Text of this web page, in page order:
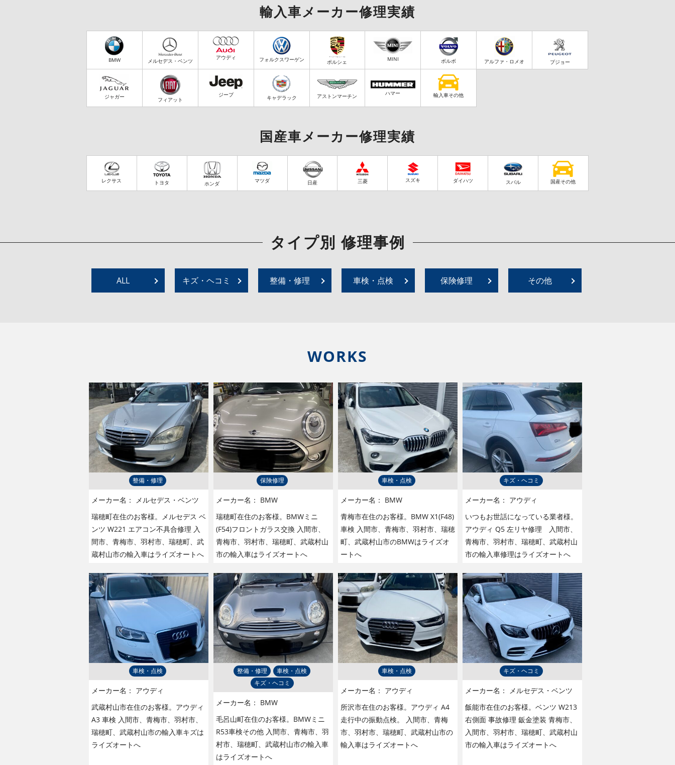
輸入車メーカー修理実績
BMW メルセデス・ベンツ アウディ フォルクスワーゲン ポルシェ MINI ボルボ アルファ・ロメオ プジョー
ジャガー フィアット
ジープ キャデラック アストンマーチン ハマー 輸入車その他
国産車メーカー修理実績
レクサス トヨタ ホンダ マツダ 日産 三菱 スズキ ダイハツ スバル 国産その他
タイプ別 修理事例
ALL キズ・ヘコミ 整備・修理 車検・点検 保険修理 その他
WORKS
整備・修理
メーカー名：
メルセデス・ベンツ
瑞穂町在住のお客様。メルセデス ベ
ンツ W221 エアコン不具合修理 入
間市、青梅市、羽村市、瑞穂町、武
蔵村山市の輸入車はライズオートへ
保険修理
メーカー名： BMW
瑞穂町在住のお客様。BMWミニ
(F54)フロントガラス交換 入間市、
青梅市、羽村市、瑞穂町、武蔵村山
市の輸入車はライズオートへ
車検・点検
メーカー名： BMW
青梅市在住のお客様。BMW X1(F48)
車検 入間市、青梅市、羽村市、瑞穂
町、武蔵村山市のBMWはライズオ
ートへ
キズ・ヘコミ
メーカー名： アウディ
いつもお世話になっている業者様。
アウディ Q5 左リヤ修理 入間市、
青梅市、羽村市、瑞穂町、武蔵村山
市の輸入車修理はライズオートへ
車検・点検
メーカー名： アウディ
武蔵村山市在住のお客様。アウディ
A3 車検 入間市、青梅市、羽村市、
瑞穂町、武蔵村山市の輸入車キズは
ライズオートへ
整備・修理
車検・点検
キズ・ヘコミ
メーカー名： BMW
毛呂山町在住のお客様。BMWミニ
R53車検その他 入間市、青梅市、羽
村市、瑞穂町、武蔵村山市の輸入車
はライズオートへ
車検・点検
メーカー名： アウディ
所沢市在住のお客様。アウディ A4
走行中の振動点検。 入間市、青梅
市、羽村市、瑞穂町、武蔵村山市の
輸入車はライズオートへ
キズ・ヘコミ
メーカー名：
メルセデス・ベンツ
飯能市在住のお客様。ベンツ W213
右側面 事故修理 鈑金塗装 青梅市、
入間市、羽村市、瑞穂町、武蔵村山
市の輸入車はライズオートへ